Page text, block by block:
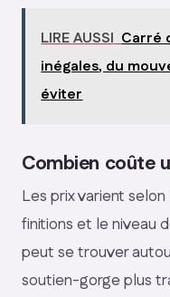
LIRE AUSSI Carré
inégales, du
éviter
Combien coûte
Les prix varient
finitions et le niveau
peut se trouver
soutien-gorge plus